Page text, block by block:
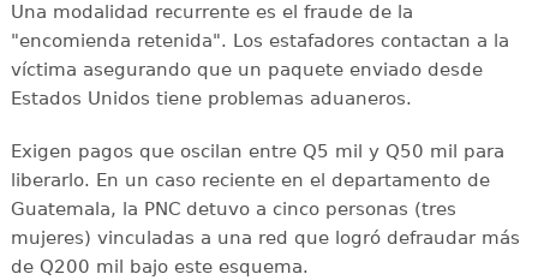
Una modalidad recurrente es el fraude de la
"encomienda retenida". Los estafadores contactan a la
víctima asegurando que un paquete enviado desde
Estados Unidos tiene problemas aduaneros.
Exigen pagos que oscilan entre Q5 mil y Q50 mil para
liberarlo. En un caso reciente en el departamento de
Guatemala, la PNC detuvo a cinco personas (tres
mujeres) vinculadas a una red que logró defraudar más
de Q200 mil bajo este esquema.